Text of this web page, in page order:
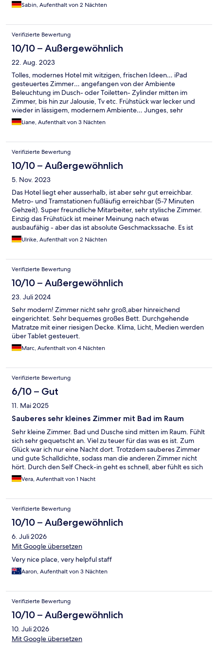
Sabin, Aufenthalt von 2 Nächten
Verifizierte Bewertung
10/10 – Außergewöhnlich
22. Aug. 2023
Tolles, modernes Hotel mit witzigen, frischen Ideen… iPad
gesteuertes Zimmer… angefangen von der Ambiente
Beleuchtung im Dusch- oder Toiletten- Zylinder mitten im
Zimmer, bis hin zur Jalousie, Tv etc. Frühstück war lecker und
wieder in lässigem, modernem Ambiente… Junges, sehr
freundliches Personal… Absolut empfehlenswertes Hotel!
Liane, Aufenthalt von 3 Nächten
Verifizierte Bewertung
10/10 – Außergewöhnlich
5. Nov. 2023
Das Hotel liegt eher ausserhalb, ist aber sehr gut erreichbar.
Metro- und Tramstationen fußläufig erreichbar (5-7 Minuten
Gehzeit). Super freundliche Mitarbeiter, sehr stylische Zimmer.
Einzig das Frühstück ist meiner Meinung nach etwas
ausbaufähig - aber das ist absolute Geschmackssache. Es ist
klein, fein und übersichtlich.
Ulrike, Aufenthalt von 2 Nächten
Verifizierte Bewertung
10/10 – Außergewöhnlich
23. Juli 2024
Sehr modern! Zimmer nicht sehr groß,aber hinreichend
eingerichtet. Sehr bequemes großes Bett. Durchgehende
Matratze mit einer riesigen Decke. Klima, Licht, Medien werden
über Tablet gesteuert.
Marc, Aufenthalt von 4 Nächten
Verifizierte Bewertung
6/10 – Gut
11. Mai 2025
Sauberes sehr kleines Zimmer mit Bad im Raum
Sehr kleine Zimmer. Bad und Dusche sind mitten im Raum. Fühlt
sich sehr gequetscht an. Viel zu teuer für das was es ist. Zum
Glück war ich nur eine Nacht dort. Trotzdem sauberes Zimmer
und gute Schalldichte, sodass man die anderen Zimmer nicht
hört. Durch den Self Check-in geht es schnell, aber fühlt es sich
auch sehr unpersönlich an.
Vera, Aufenthalt von 1 Nacht
Verifizierte Bewertung
10/10 – Außergewöhnlich
6. Juli 2026
Mit Google übersetzen
Very nice place, very helpful staff
Aaron, Aufenthalt von 3 Nächten
Verifizierte Bewertung
10/10 – Außergewöhnlich
10. Juli 2026
Mit Google übersetzen